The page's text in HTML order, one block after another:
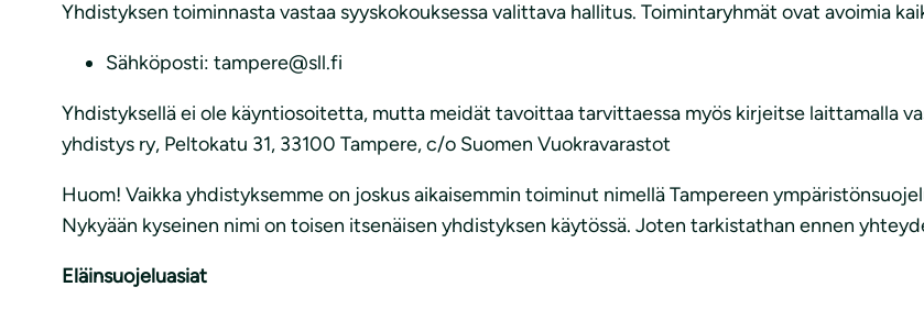
Yhdistyksen toiminnasta vastaa syyskokouksessa valittava hallitus. Toimintaryhmät ovat avoimia
Sähköposti: tampere@sll.fi
Yhdistyksellä ei ole käyntiosoitetta, mutta meidät tavoittaa tarvittaessa myös kirjeitse laittamalla
yhdistys ry, Peltokatu 31, 33100 Tampere, c/o Suomen Vuokravarastot
Huom! Vaikka yhdistyksemme on joskus aikaisemmin toiminut nimellä Tampereen
Nykyään kyseinen nimi on toisen itsenäisen yhdistyksen käytössä. Joten tarkistathan ennen
Eläinsuojeluasiat